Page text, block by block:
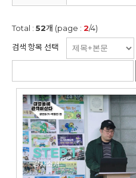
Total : 52개 (page : 2/4)
검색 항목 선택